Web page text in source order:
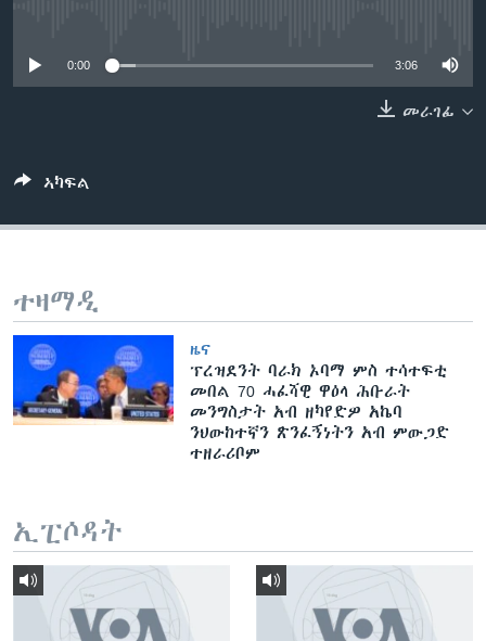
0:00 3:06
መራገፊ
ኣካፍል
ተዛማዲ
ዜና
ፕረዝደንት ባራክ ኦባማ ምስ ተሳተፍቲ
መበል 70 ሓፈሻዊ ዋዕላ ሕቡራት
መንግስታት አብ ዘካየድዎ አኬባ
ንህውከተኛን ጽንፈኝነትን አብ ምውጋድ
ተዘራሪቦም
ኢፒሶዳት